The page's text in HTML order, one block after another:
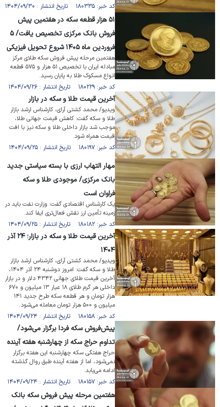
کد خبر: ۱۸۰۳۳۵ تاریخ انتشار : ۱۴۰۴/۰۹/۳۰
۵۱ هزار قطعه سکه در هفتمین پیش
فروش بانک مرکزی تخصیص یافت/ ۵
فروردین ماه ۱۴۰۵ شروع تحویل فیزیکی
هفتمین مرحله پیش فروش سکه طلای مرکز
مبادله ایران با تخصیص ۵۱ هزار و ۵۷۵ قطعه
انواع مسکوک طلا به پایان رسید.
کد خبر: ۱۸۰۲۲۹ تاریخ انتشار : ۱۴۰۴/۰۹/۲۶
آخرین قیمت طلا و سکه در بازار
ویدیو/ محمد کشتی آرای، کارشناس ارشد بازار
طلا و سکه گفت: کاهش قیمت جهانی طلا،
موجب شد بازار داخلی طلا و سکه نیز با افت
قیمت همراه شود.
کد خبر: ۱۸۰۱۹۷ تاریخ انتشار : ۱۴۰۴/۰۹/۲۵
مهار التهاب ارزی با بسته سیاستی جدید
بانک مرکزی/ موجودی طلا و سکه
فراوان است
یک کارشناس اقتصادی گفت: وزارت نفت باید در
زمینه تأمین ارز نقش فعال‌تری ایفا کند.
کد خبر: ۱۸۰۱۸۲ تاریخ انتشار : ۱۴۰۴/۰۹/۲۵
آخرین قیمت طلا و سکه در بازار؛ ۲۴ آذر
۱۴۰۴
ویدیو/ محمد کشتی آرای، کارشناس ارشد بازار
طلا و سکه گفت: امروز دوشنبه ۲۴ آذر ۱۴۰۴،
آخرین قیمت طلای جهانی ۴۳۴۲ دلار و در بازار
داخلی هر گرم طلای ۱۸ عیار ۱۳ میلیون و ۶۷۰
هزار تومان و هر قطعه سکه طرح جدید ۱۴۱
میلیون و ۵۰۰ هزار تومان معامله می‌شود.
کد خبر: ۱۸۰۱۵۸ تاریخ انتشار : ۱۴۰۴/۰۹/۲۴
پیش‌فروش سکه فردا برگزار می‌شود/
تداوم حراج سکه از چهارشنبه هفته آینده
حراج هفتگی سکه چهارشنبه این هفته برگزار
نمی‌شود، اما از هفته آینده طبق روال گذشته
ادامه می‌یابد.
کد خبر: ۱۸۰۱۵۷ تاریخ انتشار : ۱۴۰۴/۰۹/۲۴
هفتمین مرحله پیش فروش سکه بانک